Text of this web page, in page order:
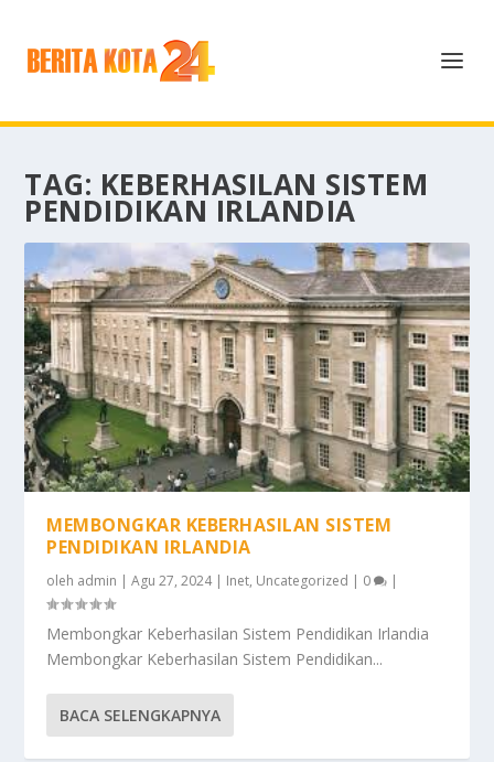
TAG: KEBERHASILAN SISTEM
PENDIDIKAN IRLANDIA
MEMBONGKAR KEBERHASILAN SISTEM
PENDIDIKAN IRLANDIA
oleh admin |Agu 27, 2024| Inet, Uncategorized | 0 |
Membongkar Keberhasilan Sistem Pendidikan Irlandia
Membongkar Keberhasilan Sistem Pendidikan...
BACA SELENGKAPNYA